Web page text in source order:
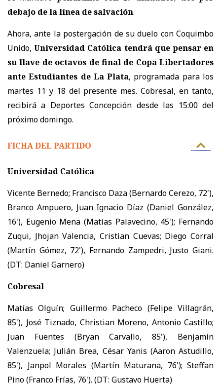
debajo de la línea de salvación.
Ahora, ante la postergación de su duelo con Coquimbo
Unido,Universidad Católica tendrá que pensar en
su llave de octavos de final de Copa Libertadores
ante Estudiantes de La Plata, programada para los
martes 11 y 18 del presente mes. Cobresal, en tanto,
recibirá a Deportes Concepción desde las 15:00 del
próximo domingo.
FICHA DEL PARTIDO
Universidad Católica
Vicente Bernedo; Francisco Daza (Bernardo Cerezo, 72'),
Branco Ampuero, Juan Ignacio Díaz (Daniel González,
16'), Eugenio Mena (Matías Palavecino, 45'); Fernando
Zuqui, Jhojan Valencia, Cristian Cuevas; Diego Corral
(Martín Gómez, 72'), Fernando Zampedri, Justo Giani.
(DT: Daniel Garnero)
Cobresal
Matías Olguín; Guillermo Pacheco (Felipe Villagrán,
85'), José Tiznado, Christian Moreno, Antonio Castillo;
Juan Fuentes (Bryan Carvallo, 85'), Benjamín
Valenzuela; Julián Brea, César Yanis (Aaron Astudillo,
85'), Janpol Morales (Martín Maturana, 76'); Steffan
Pino (Franco Frías, 76'). (DT: Gustavo Huerta)